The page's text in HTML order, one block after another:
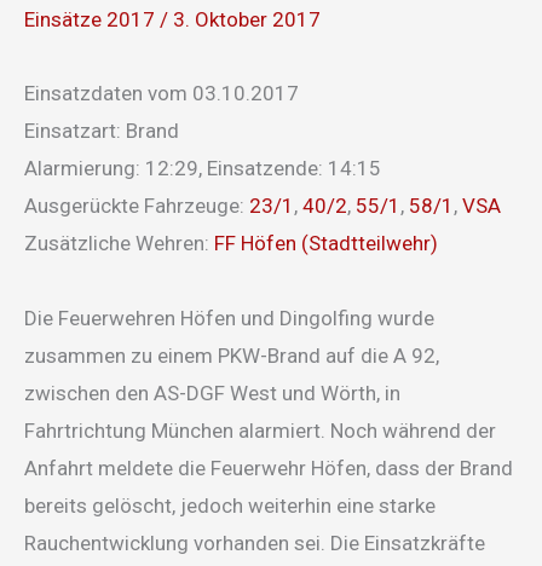
Einsätze 2017 / 3. Oktober 2017
Einsatzdaten vom 03.10.2017
Einsatzart: Brand
Alarmierung: 12:29, Einsatzende: 14:15
Ausgerückte Fahrzeuge: 23/1 , 40/2, 55/1 , 58/1 , VSA
Zusätzliche Wehren: FF Höfen (Stadtteilwehr)
Die Feuerwehren Höfen und Dingolfing wurde
zusammen zu einem PKW-Brand auf die A 92,
zwischen den AS-DGF West und Wörth, in
Fahrtrichtung München alarmiert. Noch während der
Anfahrt meldete die Feuerwehr Höfen, dass der Brand
bereits gelöscht, jedoch weiterhin eine starke
Rauchentwicklung vorhanden sei. Die Einsatzkräfte